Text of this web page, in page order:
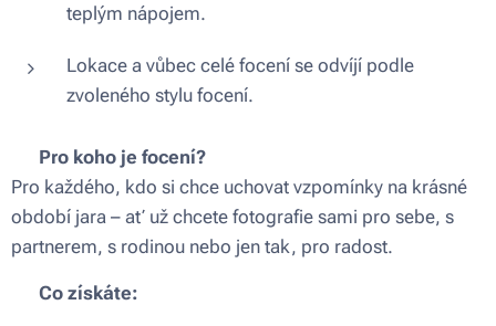
teplým nápojem.
Lokace a vůbec celé focení se odvíjí podle
zvoleného stylu focení.
Pro koho je focení?
Pro každého, kdo si chce uchovat vzpomínky na krásné
období jara – ať už chcete fotografie sami pro sebe, s
partnerem, s rodinou nebo jen tak, pro radost.
Co získáte: